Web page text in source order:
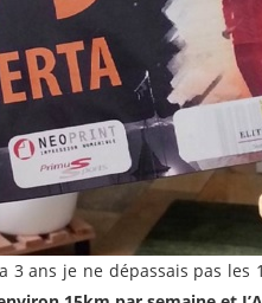
3 ans je ne dépassais pas les